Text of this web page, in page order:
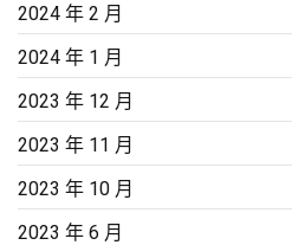
2024 年 2 月
2024 年 1 月
2023 年 12 月
2023 年 11 月
2023 年 10 月
2023 年 6 月